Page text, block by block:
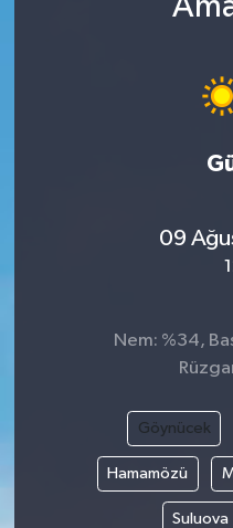
09
Nem: %34,
Göynücek
Hamamözü
Suluova